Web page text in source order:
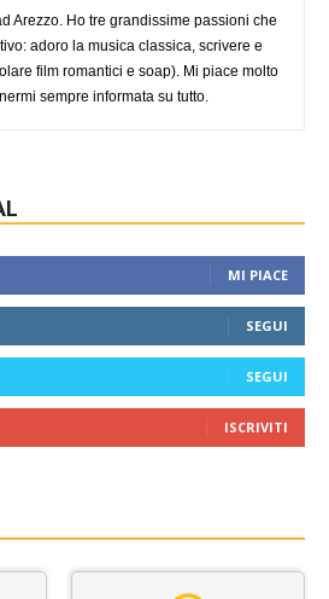
Arezzo. Ho tre grandissime passioni che
adoro la musica classica, scrivere e
film romantici e soap). Mi piace molto
sempre informata su tutto.
MI PIACE
SEGUI
SEGUI
ISCRIVITI